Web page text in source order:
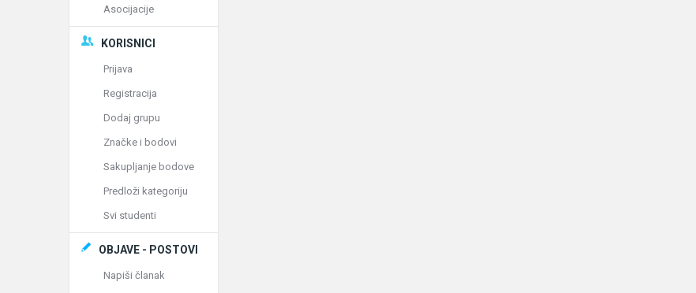
Asocijacije
KORISNICI
Prijava
Registracija
Dodaj grupu
Značke i bodovi
Sakupljanje bodove
Predloži kategoriju
Svi studenti
OBJAVE - POSTOVI
Napiši članak